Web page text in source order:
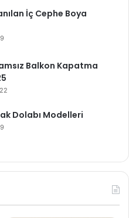
İç Cephe Boya
Balkon Kapatma
Dolabı Modelleri